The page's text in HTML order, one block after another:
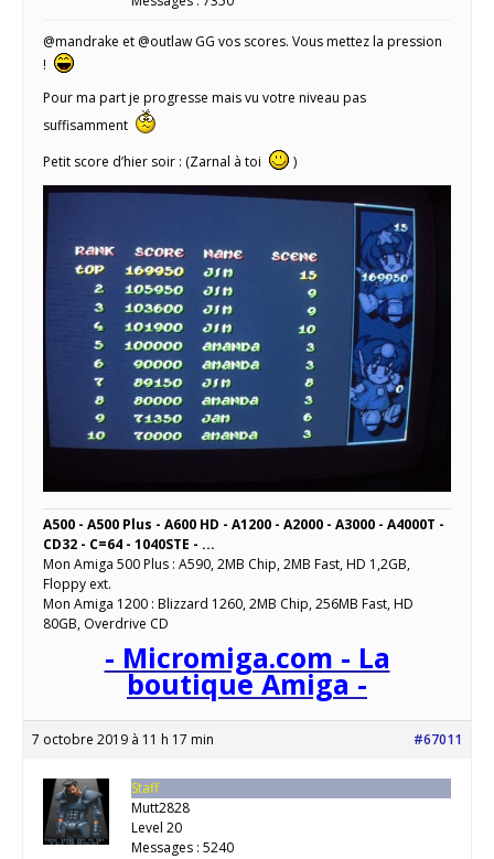
@mandrake et @outlaw GG vos scores. Vous mettez la pression
!
Pour ma part je progresse mais vu votre niveau pas
suffisamment
Petit score d’hier soir : (Zarnal à toi
)
A500 - A500 Plus - A600 HD - A1200 - A2000 - A3000 - A4000T -
CD32 - C=64 - 1040STE - ...
Mon Amiga 500 Plus : A590, 2MB Chip, 2MB Fast, HD 1,2GB,
Floppy ext.
Mon Amiga 1200 : Blizzard 1260, 2MB Chip, 256MB Fast, HD
80GB, Overdrive CD
- Micromiga.com - La
boutique Amiga -
7 octobre 2019 à 11 h 17 min #67011
Staff
Mutt2828
Level 20
Messages : 5240